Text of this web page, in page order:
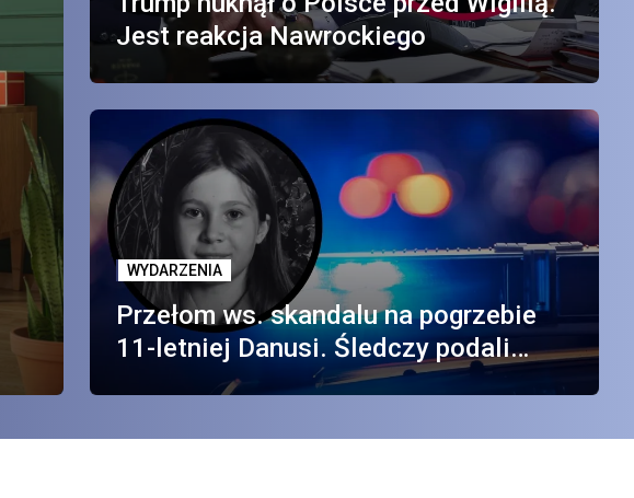
Jest reakcja Nawrockiego
WYDARZENIA
Przełom ws. skandalu na pogrzebie
11-letniej Danusi. Śledczy podali
tożsamość autora dezinformacji